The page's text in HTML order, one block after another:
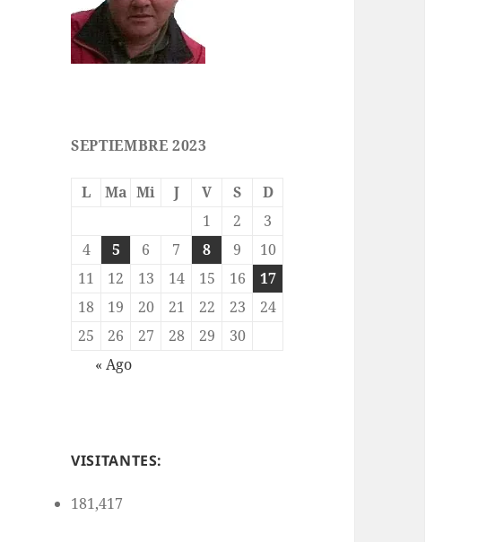
SEPTIEMBRE 2023
L Ma Mi J V S
D
1
2
3
4
5 6 7 8 9
10
11
12 13 14 15 16
17
18
19 20 21 22 23
24
25
26 27 28 29
30
« Ago
VISITANTES:
181,417